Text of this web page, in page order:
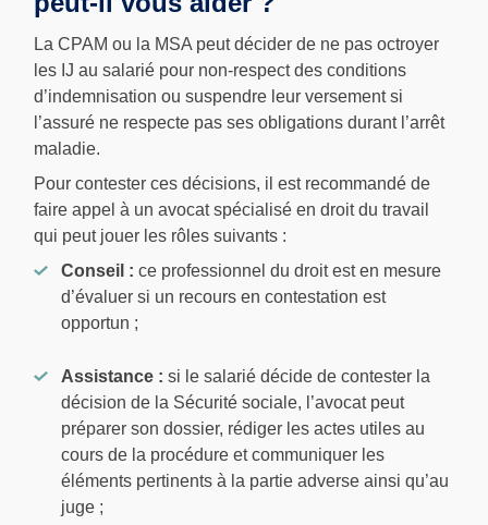
La CPAM ou la MSA peut décider de ne pas octroyer
les IJ au salarié pour non-respect des conditions
d’indemnisation ou suspendre leur versement si
l’assuré ne respecte pas ses obligations durant l’arrêt
maladie.
Pour contester ces décisions, il est recommandé de
faire appel à un avocat spécialisé en droit du travail
qui peut jouer les rôles suivants :
Conseil : ce professionnel du droit est en mesure
d’évaluer si un recours en contestation est
opportun ;
Assistance : si le salarié décide de contester la
décision de la Sécurité sociale, l’avocat peut
préparer son dossier, rédiger les actes utiles au
cours de la procédure et communiquer les
éléments pertinents à la partie adverse ainsi qu’au
juge ;